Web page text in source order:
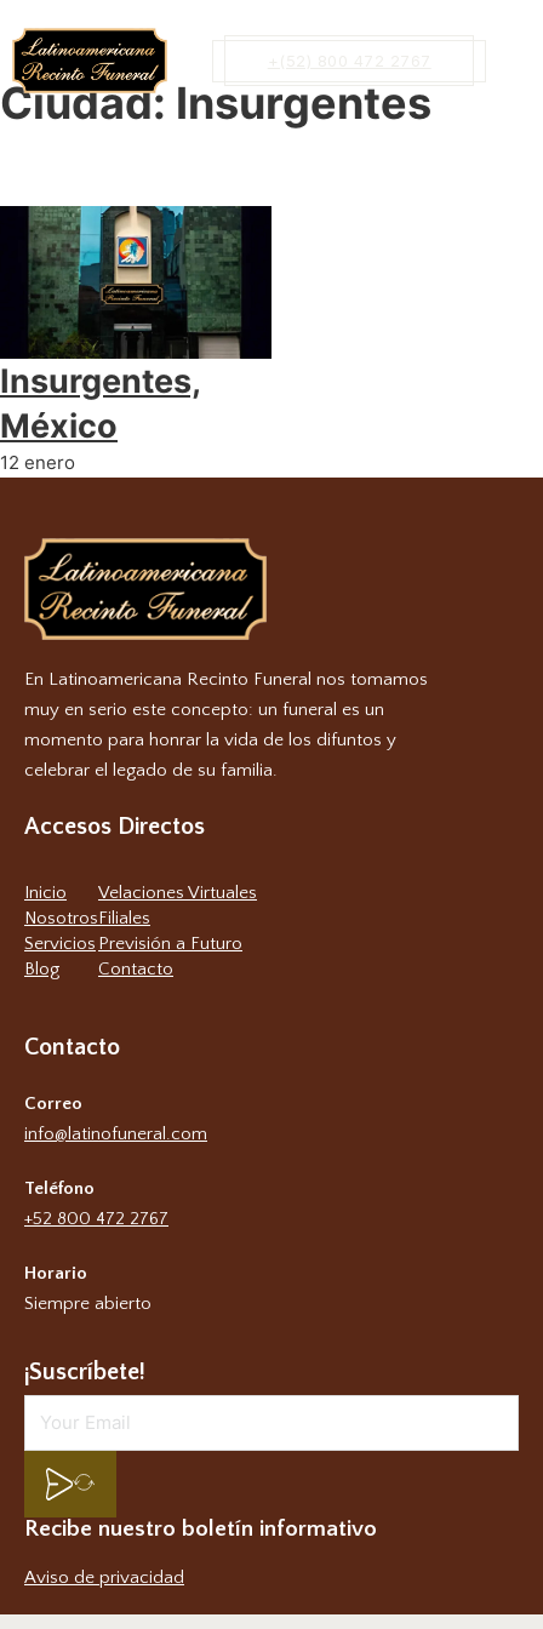
Ciudad: Insurgentes
Insurgentes,
México
12 enero
En Latinoamericana Recinto Funeral nos tomamos
muy en serio este concepto: un funeral es un
momento para honrar la vida de los difuntos y
celebrar el legado de su familia.
Accesos Directos
Inicio
Nosotros
Servicios
Blog
Velaciones Virtuales
Filiales
Previsión a Futuro
Contacto
Contacto
Correo
info@latinofuneral.com
Teléfono
+52 800 472 2767
Horario
Siempre abierto
¡Suscríbete!
Recibe nuestro boletín informativo
Aviso de privacidad